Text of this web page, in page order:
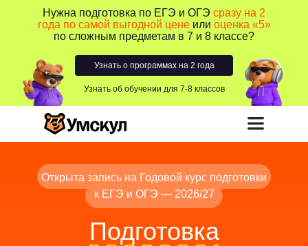
Узнать о программах на 2 года
Узнать об обучении для 7-8 классов
Нужна подготовка по ЕГЭ и ОГЭ сразу на 2
года по самой выгодной цене или оценка «5»
по сложным предметам в 7 и 8 классе?
Открыта запись на Годовой курс подготовки
к ЕГЭ и ОГЭ — 2026/27
Подготовка